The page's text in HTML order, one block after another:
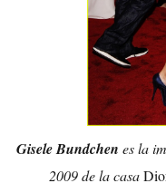
Gisele Bundchen es la
2009 de la casa